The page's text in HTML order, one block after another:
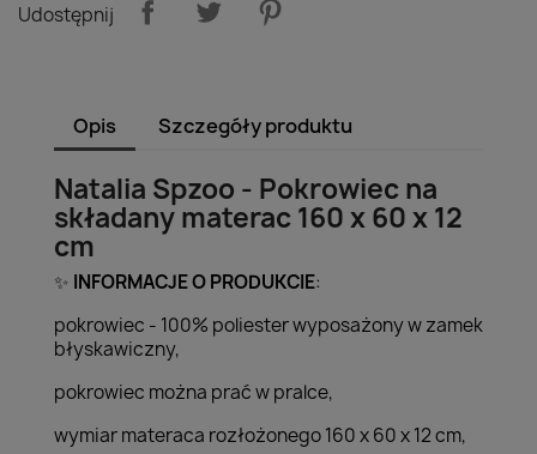
Udostępnij
Opis Szczegóły produktu
Natalia Spzoo - Pokrowiec na
składany materac 160 x 60 x 12
cm
✨ INFORMACJE O PRODUKCIE:
pokrowiec - 100% poliester wyposażony w zamek
błyskawiczny,
pokrowiec można prać w pralce,
wymiar materaca rozłożonego 160 x 60 x 12 cm,